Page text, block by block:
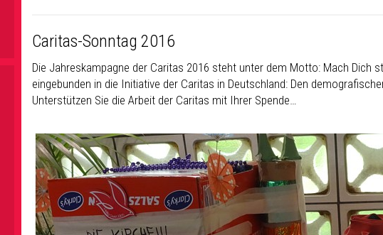
Caritas-Sonntag 2016
Die Jahreskampagne der Caritas 2016 steht unter dem Motto: Mach Dich
eingebunden in die Initiative der Caritas in Deutschland: Den
Unterstützen Sie die Arbeit der Caritas mit Ihrer Spende…